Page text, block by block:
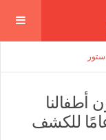
أطفالنا
الطلاب من 6 لـ12 عامًا للكشف